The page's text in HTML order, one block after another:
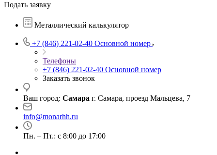
Подать заявку
Металлический калькулятор
+7 (846) 221-02-40 Основной номер
Телефоны
+7 (846) 221-02-40 Основной номер
Заказать звонок
Ваш город: Самара г. Самара, проезд Мальцева, 7
info@monarhh.ru
Пн. – Пт.: с 8:00 до 17:00